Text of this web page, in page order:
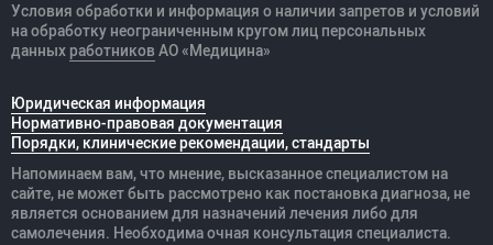
Условия обработки и информация о наличии запретов и условий
на обработку неограниченным кругом лиц персональных
данных работников АО «Медицина»
Юридическая информация
Нормативно-правовая документация
Порядки, клинические рекомендации, стандарты
Напоминаем вам, что мнение, высказанное специалистом на
сайте, не может быть рассмотрено как постановка диагноза, не
является основанием для назначений лечения либо для
самолечения. Необходима очная консультация специалиста.